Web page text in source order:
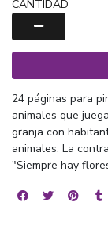
CANTIDAD
24 páginas para
animales que
granja con
animales. La
"Siempre hay